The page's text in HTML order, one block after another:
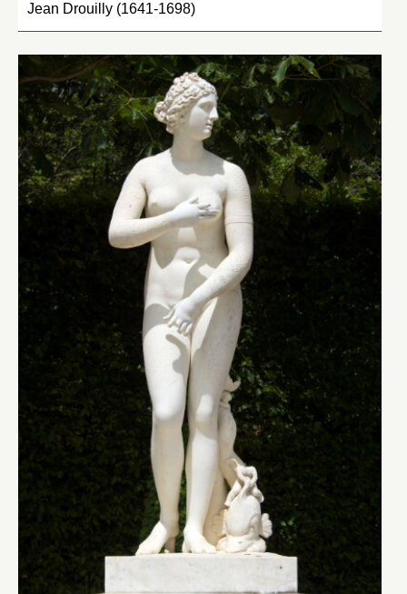
Jean Drouilly (1641-1698)